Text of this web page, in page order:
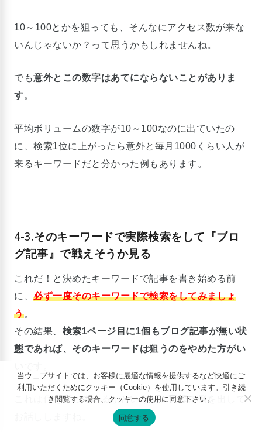
10～100とかを狙っても、そんなにアクセス数が来な
いんじゃないか？って思うかもしれませんね。
でも意外とこの数字はあてにならないことがありま
す。
平均ボリュームの数字が10～100なのに出ていたの
に、検索1位に上がったら意外と毎月1000くらい人が
来るキーワードだと分かった例もあります。
4-3.そのキーワードで実際検索をして『ブロ
グ記事』で戦えそうか見る
これだ！と決めたキーワードで記事を書き始める前
に、 必ず一度そのキーワードで検索をしてみましょ
う。
その結果、 検索1ページ目に1個もブログ記事が無い状
態であれば、そのキーワードは狙うのをやめた方がい
これは何を言っているかというと、実際に例を出して
当ウェブサイトでは、お客様に最適な情報を提供するなど快適にご
利用いただくためにクッキー（Cookie）を使用しています。引き続
き閲覧する場合、クッキーの使用に同意下さい。
同意する